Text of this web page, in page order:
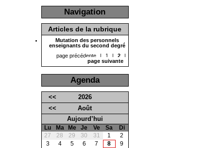
Navigation
Articles de la rubrique
Mutation des personnels
enseignants du second degré
page précédente
| 1 | 2
|
page suivante
Agenda
<<
2026
<<
Août
Aujourd’hui
Lu Ma Me Je Ve Sa
Di
27
28 29 30 31 1
2
3
4 5 6 7 8
9